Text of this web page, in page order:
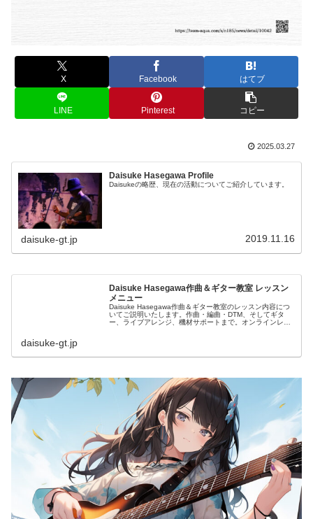
X Facebook はてブ
LINE Pinterest コピー
2025.03.27
Daisuke Hasegawa Profile
Daisukeの略歴、現在の活動についてご紹介しています。
daisuke-gt.jp 2019.11.16
Daisuke Hasegawa作曲＆ギター教室 レッスン
メニュー
Daisuke Hasegawa作曲＆ギター教室のレッスン内容につ
いてご説明いたします。作曲・編曲・DTM、そしてギタ
ー、ライブアレンジ、機材サポートまで。オンラインレッ
daisuke-gt.jp